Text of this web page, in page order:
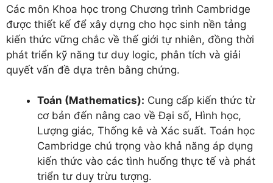
Các môn Khoa học trong Chương trình Cambridge
được thiết kế để xây dựng cho học sinh nền tảng
kiến thức vững chắc về thế giới tự nhiên, đồng thời
phát triển kỹ năng tư duy logic, phân tích và giải
quyết vấn đề dựa trên bằng chứng.
Toán (Mathematics): Cung cấp kiến thức từ
cơ bản đến nâng cao về Đại số, Hình học,
Lượng giác, Thống kê và Xác suất. Toán học
Cambridge chú trọng vào khả năng áp dụng
kiến thức vào các tình huống thực tế và phát
triển tư duy trừu tượng.